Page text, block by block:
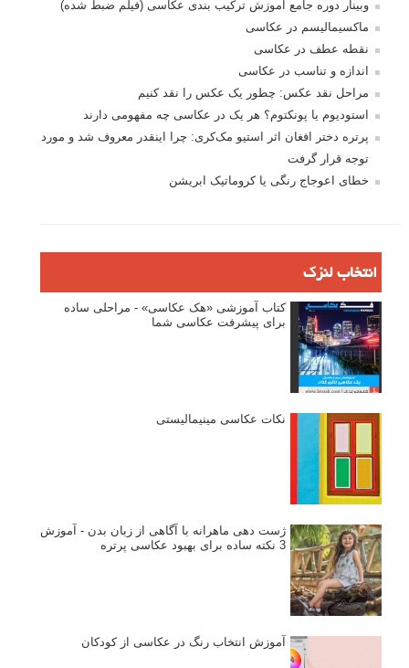
وبینار دوره جامع آموزش ترکیب بندی عکاسی (فیلم ضبط شده)
ماکسیمالیسم در عکاسی
نقطه عطف در عکاسی
اندازه و تناسب در عکاسی
مراحل نقد عکس: چطور یک عکس را نقد کنیم
استودیوم یا پونکتوم؟ هر یک در عکاسی چه مفهومی دارند
پرتره دختر افغان اثر استیو مک‌کری: چرا اینقدر معروف شد و مورد
توجه قرار گرفت
خطای اعوجاج رنگی یا کروماتیک ابریشن
انتخاب لنزک
کتاب آموزشی «هک عکاسی» - مراحلی ساده
برای پیشرفت عکاسی شما
نکات عکاسی مینیمالیستی
ژست دهی ماهرانه با آگاهی از زبان بدن - آموزش
3 نکته ساده برای بهبود عکاسی پرتره
آموزش انتخاب رنگ در عکاسی از کودکان